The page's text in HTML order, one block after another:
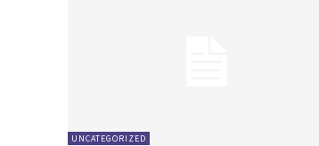
UNCATEGORIZED